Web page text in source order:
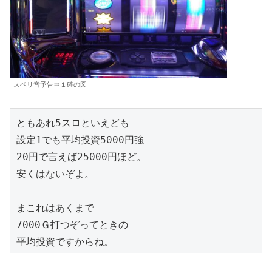
スベリ音予告⇒１確の図
ともあれ5スロといえども
設定1でも平均投資5000円強
20円で言えば25000円ほど。
安くはないぞよ。
まこれはあくまで
7000Ｇ打つぞってときの
平均投資ですからね。